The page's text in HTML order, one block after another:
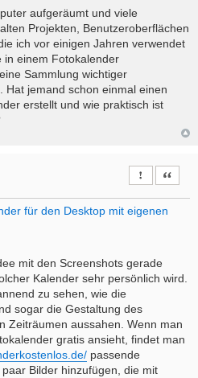
aufgeräumt und viele
Projekten, Benutzeroberflächen
ich vor einigen Jahren verwendet
in einem Fotokalender
Sammlung wichtiger
Hat jemand schon einmal einen
erstellt und wie praktisch ist
für den Desktop mit eigenen
Report this
Quote
mit den Screenshots gerade
Kalender sehr persönlich wird.
zu sehen, wie die
sogar die Gestaltung des
Zeiträumen aussahen. Wenn man
gratis ansieht, findet man
passende
Bilder hinzufügen, die mit